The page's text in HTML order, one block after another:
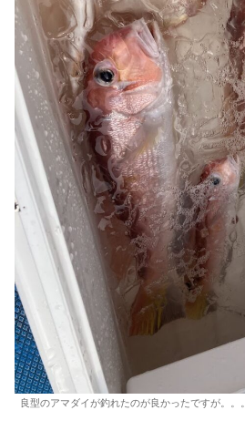
良型のアマダイが釣れたのが良かったですが。。。